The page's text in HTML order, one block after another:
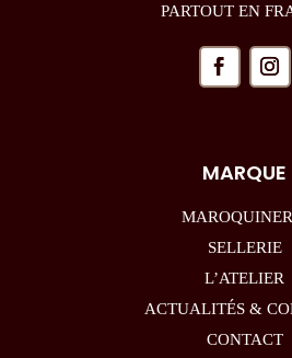
PARTOUT EN
MARQUE
SELLERIE
L’ATELIER
ACTUALITÉS &
CONTACT